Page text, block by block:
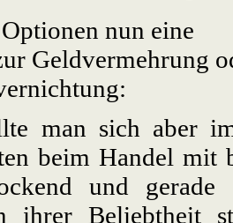
man sich aber
beim Handel mit
und
ihrer Beliebtheit